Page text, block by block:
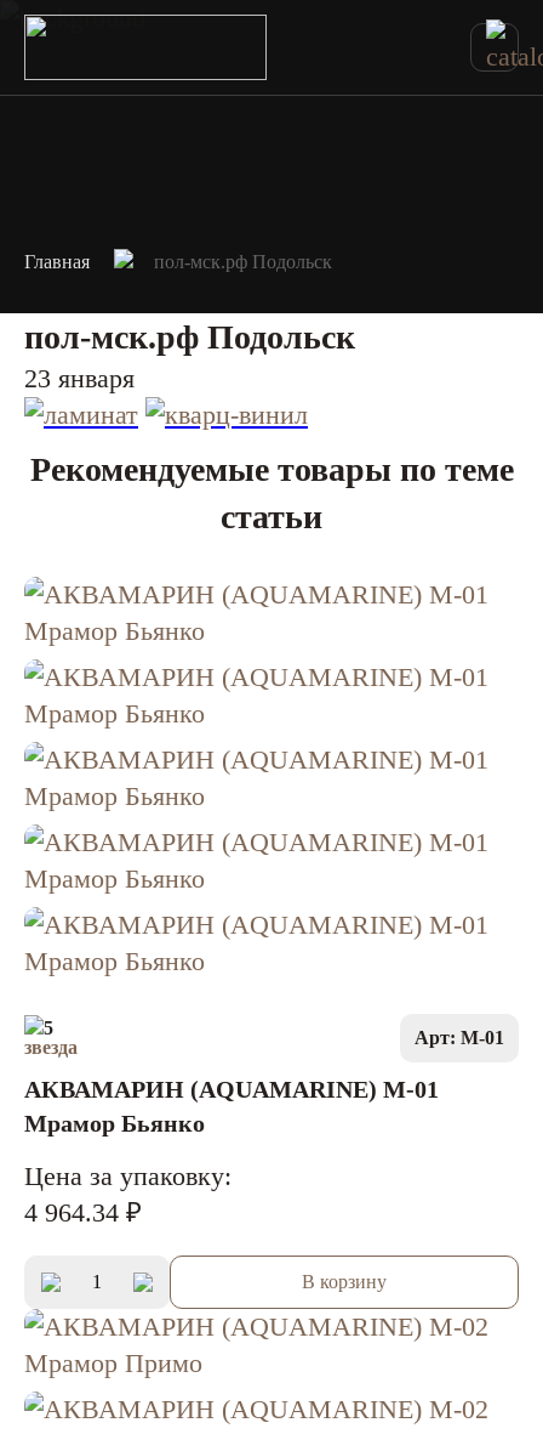
Главная пол-мск.рф Подольск
пол-мск.рф Подольск
23 января
Рекомендуемые товары по теме
статьи
5 Арт: M-01
АКВАМАРИН (AQUAMARINE) M-01
Мрамор Бьянко
Цена за упаковку:
4 964.34 ₽
В корзину